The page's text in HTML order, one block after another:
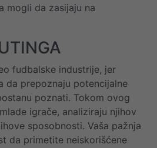
mogli da zasijaju na
fudbalske industrije, jer
da prepoznaju potencijalne
poznati. Tokom ovog
igrače, analiziraju njihov
sposobnosti. Vaša pažnja
da primetite neiskorišćene